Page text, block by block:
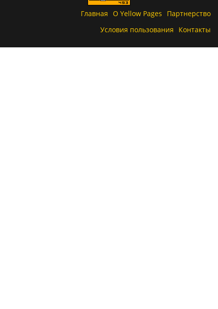
Главная О Yellow Pages
Партнерство
Условия пользования
Контакты